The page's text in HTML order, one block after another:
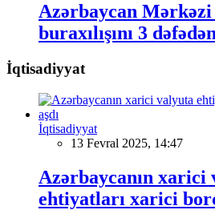
Azərbaycan Mərkəzi
buraxılışını 3
İqtisadiyyat
İqtisadiyyat
13 Fevral 2025, 14:47
Azərbaycanın xarici
ehtiyatları xarici